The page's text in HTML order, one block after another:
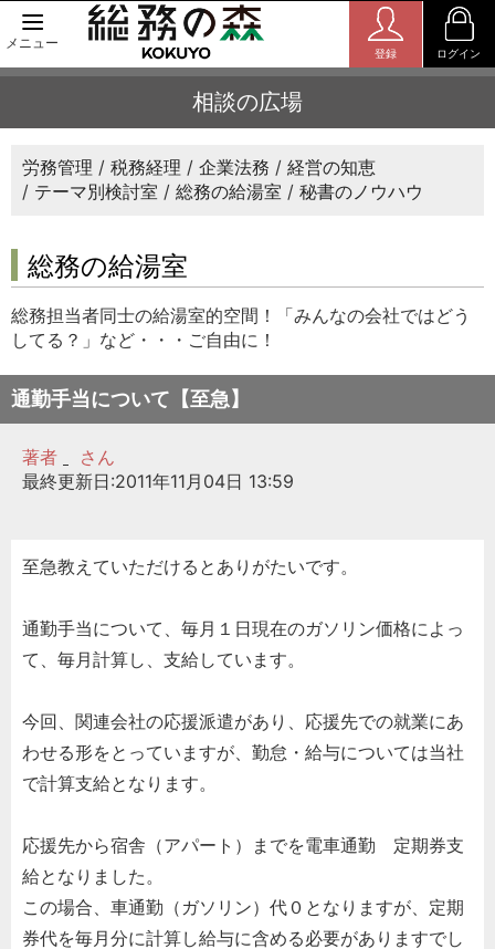
メニュー
登録 ログイン
相談の広場
労務管理 税務経理 企業法務
経営の知恵
テーマ別検討室
総務の給湯室 秘書のノウハウ
総務の給湯室
総務担当者同士の給湯室的空間！「みんなの会社ではどう
してる？」など・・・ご自由に！
通勤手当について【至急】
著者
さん
最終更新日:2011年11月04日 13:59
至急教えていただけるとありがたいです。
通勤手当について、毎月１日現在のガソリン価格によっ
て、毎月計算し、支給しています。
今回、関連会社の応援派遣があり、応援先での就業にあ
わせる形をとっていますが、勤怠・給与については当社
で計算支給となります。
応援先から宿舎（アパート）までを電車通勤 定期券支
給となりました。
この場合、車通勤（ガソリン）代０となりますが、定期
券代を毎月分に計算し給与に含める必要がありますでし